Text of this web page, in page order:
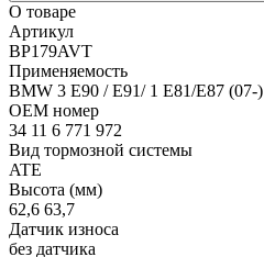
О товаре
Артикул
BP179AVT
Применяемость
BMW 3 E90 / E91/ 1 E81/E87 (07-)
OEM номер
34 11 6 771 972
Вид тормозной системы
ATE
Высота (мм)
62,6 63,7
Датчик износа
без датчика